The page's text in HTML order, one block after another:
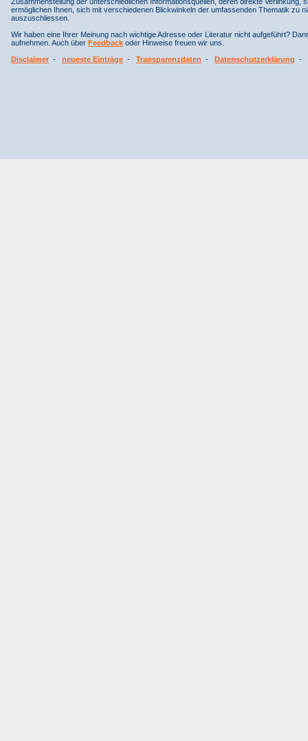
ermöglichen Ihnen, sich mit verschiedenen Blickwinkeln der umfassenden Thematik
auszuschliessen.
Wir haben eine Ihrer Meinung nach wichtige Adresse oder Literatur nicht aufgeführt?
aufnehmen. Auch über Feedback oder Hinweise freuen wir uns.
Disclaimer - neueste Einträge - Transparenzdaten - Datenschutzerklärung -